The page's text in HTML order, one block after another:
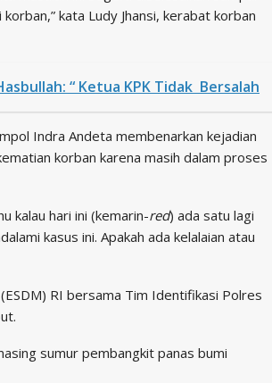
kata Ludy Jhansi, kerabat korban
“ Ketua KPK Tidak Bersalah
Indra Andeta membenarkan kejadian
korban karena masih dalam proses
kalau hari ini (kemarin-red) ada satu lagi
kasus ini. Apakah ada kelalaian atau
RI bersama Tim Identifikasi Polres
sumur pembangkit panas bumi